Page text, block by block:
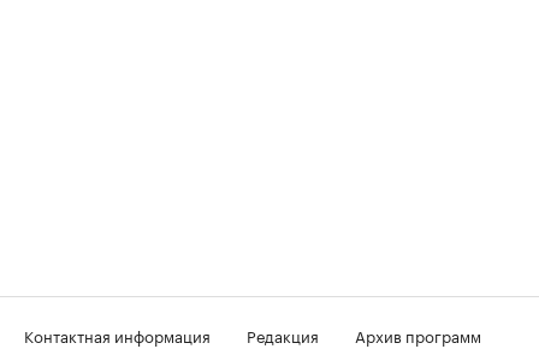
Контактная информация Редакция
Архив программ